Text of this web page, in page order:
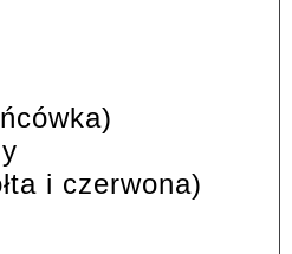
i czerwona)